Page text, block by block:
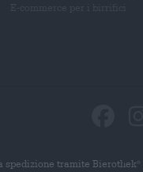
spedizione tramite Bierothek